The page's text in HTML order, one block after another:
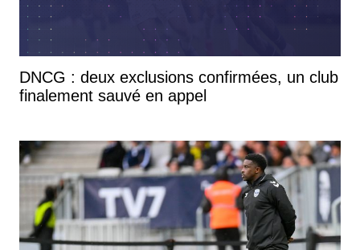
DNCG : deux exclusions confirmées, un club
finalement sauvé en appel